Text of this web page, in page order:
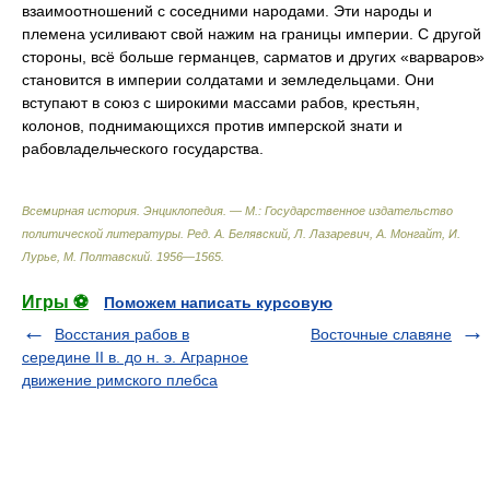
взаимоотношений с соседними народами. Эти народы и
племена усиливают свой нажим на границы империи. С другой
стороны, всё больше германцев, сарматов и других «варваров»
становится в империи солдатами и земледельцами. Они
вступают в союз с широкими массами рабов, крестьян,
колонов, поднимающихся против имперской знати и
рабовладельческого государства.
Всемирная история. Энциклопедия. — М.: Государственное издательство
политической литературы Ред. А. Белявский, Л. Лазаревич, А. Монгайт, И.
Лурье, М. Полтавский 1956—1565
Игры ⚽
Поможем написать курсовую
Восстания рабов в
середине II в. до н. э. Аграрное
движение римского плебса
Восточные славяне